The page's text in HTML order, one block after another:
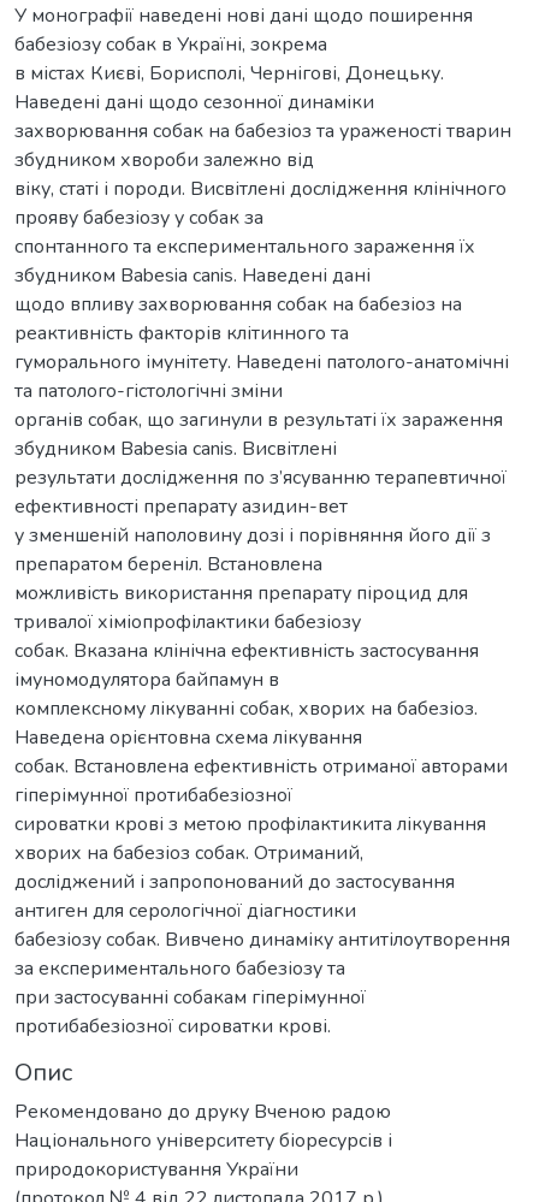
У монографії наведені нові дані щодо поширення
бабезіозу собак в Україні, зокрема
в містах Києві, Борисполі, Чернігові, Донецьку.
Наведені дані щодо сезонної динаміки
захворювання собак на бабезіоз та ураженості тварин
збудником хвороби залежно від
віку, статі і породи. Висвітлені дослідження клінічного
прояву бабезіозу у собак за
спонтанного та експериментального зараження їх
збудником Babesia canis. Наведені дані
щодо впливу захворювання собак на бабезіоз на
реактивність факторів клітинного та
гуморального імунітету. Наведені патолого-анатомічні
та патолого-гістологічні зміни
органів собак, що загинули в результаті їх зараження
збудником Babesia canis. Висвітлені
результати дослідження по з’ясуванню терапевтичної
ефективності препарату азидин-вет
у зменшеній наполовину дозі і порівняння його дії з
препаратом береніл. Встановлена
можливість використання препарату піроцид для
тривалої хіміопрофілактики бабезіозу
собак. Вказана клінічна ефективність застосування
імуномодулятора байпамун в
комплексному лікуванні собак, хворих на бабезіоз.
Наведена орієнтовна схема лікування
собак. Встановлена ефективність отриманої авторами
гіперімунної протибабезіозної
сироватки крові з метою профілактикита лікування
хворих на бабезіоз собак. Отриманий,
досліджений і запропонований до застосування
антиген для серологічної діагностики
бабезіозу собак. Вивчено динаміку антитілоутворення
за експериментального бабезіозу та
при застосуванні собакам гіперімунної
протибабезіозної сироватки крові.
Опис
Рекомендовано до друку Вченою радою
Національного університету біоресурсів і
природокористування України